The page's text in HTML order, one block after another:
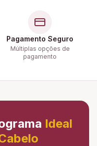
Pagamento Seguro
Múltiplas opções de
pagamento
Ideal